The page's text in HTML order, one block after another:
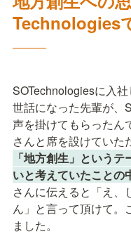
Technologies
―――
SOTechnologiesに入
世話になった先輩が、
声を掛けてもらったん
さんと席を設けていた
「地方創生」という
いと考えていたことの
さんに伝えると「え、
ん」と言って頂けて。
ました。